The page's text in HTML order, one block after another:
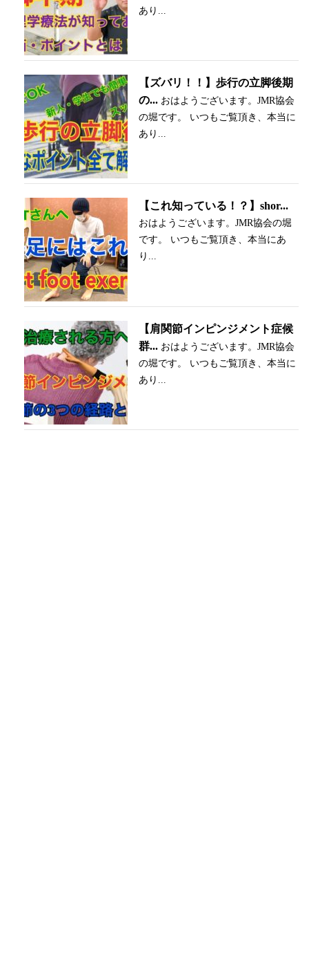
あり...
【ズバリ！！】歩行の立脚後期
の... おはようございます。JMR協会
の堀です。 いつもご覧頂き、本当に
あり...
【これ知っている！？】shor...
おはようございます。JMR協会の堀
です。 いつもご覧頂き、本当にあ
り...
【肩関節インピンジメント症候
群... おはようございます。JMR協会
の堀です。 いつもご覧頂き、本当に
あり...